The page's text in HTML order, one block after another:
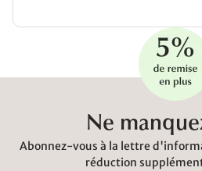
Ne
Abonnez-vous à la lettre
réduction